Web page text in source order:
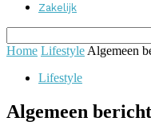
Zakelijk
Home Lifestyle Algemeen
Lifestyle
Algemeen bericht